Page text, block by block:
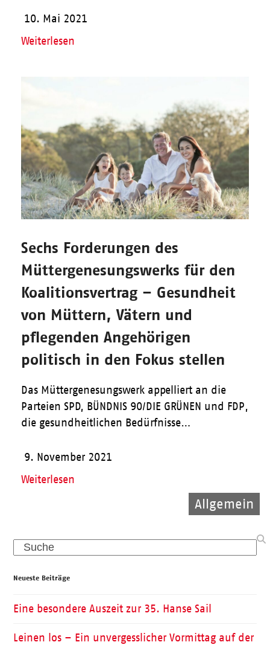
Allgemein
Allgemein
10. Mai 2021
Weiterlesen
Allgemein
Sechs Forderungen des
Müttergenesungswerks für den
Koalitionsvertrag – Gesundheit
von Müttern, Vätern und
pflegenden Angehörigen
politisch in den Fokus stellen
Das Müttergenesungswerk appelliert an die
Parteien SPD, BÜNDNIS 90/DIE GRÜNEN und FDP,
die gesundheitlichen Bedürfnisse…
9. November 2021
Weiterlesen
Search
Neueste Beiträge
Eine besondere Auszeit zur 35. Hanse Sail
Leinen los – Ein unvergesslicher Vormittag auf der